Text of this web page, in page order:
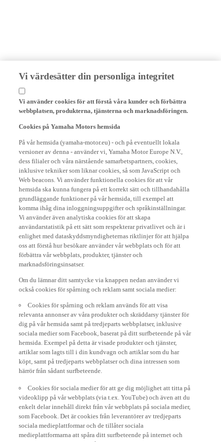
Vi värdesätter din personliga integritet
Vi använder cookies för att förstå våra kunder och förbättra
Cookies på Yamaha Motors hemsida
På vår hemsida (yamaha-motor.eu) - och på eventuellt lokala
versioner av denna - använder vi, Yamaha Motor Europe N.V.,
dess filialer och våra närstående samarbetspartners, cookies,
inklusive tekniker som liknar cookies, så som JavaScript och
Web beacons. Vi använder funktionella cookies för att vår
hemsida ska kunna fungera på ett korrekt sätt och tillhandahålla
grundläggande funktioner på vår hemsida, till exempel att
komma ihåg dina inloggningsuppgifter och språkinställningar.
Vi använder även analytiska cookies för att skapa
användarstatistik på ett sätt som respekterar privatlivet och är i
enlighet med dataskyddsmyndigheternas riktlinjer för att hjälpa
oss att förstå hur besökare använder vår webbplats och för att
förbättra vår webbplats, produkter, tjänster och
marknadsföringsinsatser.
också cookies för spårning och reklam samt sociala medier:
Cookies för spårning och reklam används för att visa
relevanta annonser av våra produkter och skräddarsy tjänster för
dig på vår hemsida samt på tredjeparts webbplatser, inklusive
sociala medier som Facebook, baserat på ditt surfbeteende på vår
hemsida. Exempel på detta är visade produkter och tjänster,
artiklar som lagts till i din kundvagn och artiklar som du har
köpt, samt på tredjeparts webbplatser och dina intressen som
härrör från sådant surfbeteende.
Cookies för sociala medier för att ge dig möjlighet att titta på
videoklipp på vår webbplats (via t.ex. YouTube) och även att du
enkelt delar innehåll direkt från vår webbplats på sociala medier,
som Facebook. Det är cookies från leverantörer av tredjeparts
sociala medieplattformar och de tillåter sociala
medieplattformarna att spåra ditt surfbeteende på internet och
använda det för egna ändamål.